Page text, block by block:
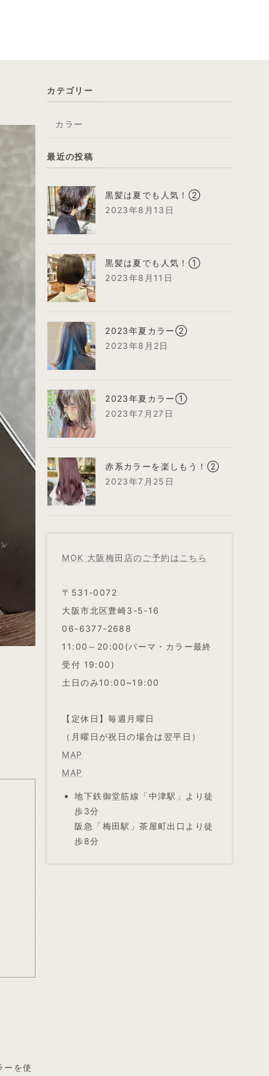
ーを使
カテゴリー
カラー
最近の投稿
黒髪は夏でも人気！②
2023年8月13日
黒髪は夏でも人気！①
2023年8月11日
2023年夏カラー②
2023年8月2日
2023年夏カラー①
2023年7月27日
赤系カラーを楽しもう！②
2023年7月25日
MOK 大阪梅田店のご予約はこちら
〒531-0072
大阪市北区豊崎3-5-16
06-6377-2688
11:00～20:00(パーマ・カラー最終
受付 19:00)
土日のみ10:00~19:00
【定休日】毎週月曜日
（月曜日が祝日の場合は翌平日）
MAP
MAP
地下鉄御堂筋線「中津駅」より徒
歩3分
阪急「梅田駅」茶屋町出口より徒
歩8分